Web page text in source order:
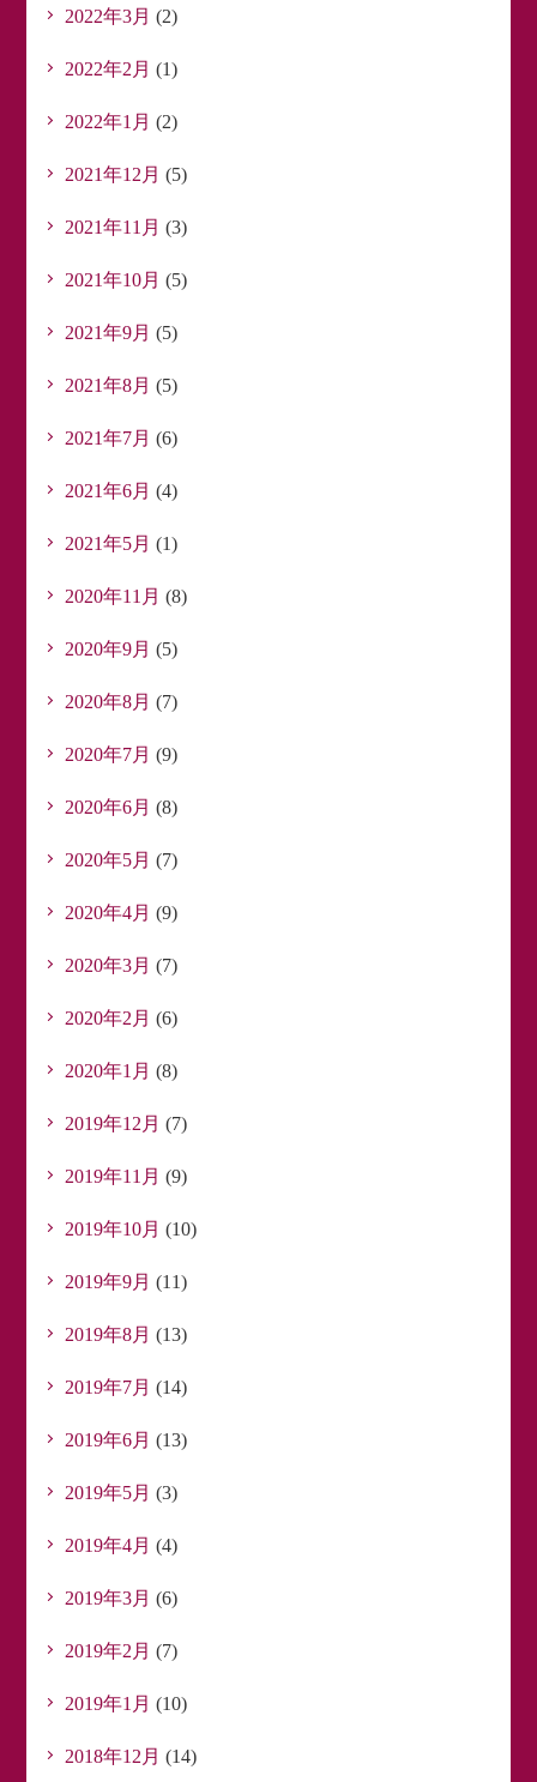
2022年3月 (2)
2022年2月 (1)
2022年1月 (2)
2021年12月 (5)
2021年11月 (3)
2021年10月 (5)
2021年9月 (5)
2021年8月 (5)
2021年7月 (6)
2021年6月 (4)
2021年5月 (1)
2020年11月 (8)
2020年9月 (5)
2020年8月 (7)
2020年7月 (9)
2020年6月 (8)
2020年5月 (7)
2020年4月 (9)
2020年3月 (7)
2020年2月 (6)
2020年1月 (8)
2019年12月 (7)
2019年11月 (9)
2019年10月 (10)
2019年9月 (11)
2019年8月 (13)
2019年7月 (14)
2019年6月 (13)
2019年5月 (3)
2019年4月 (4)
2019年3月 (6)
2019年2月 (7)
2019年1月 (10)
2018年12月 (14)